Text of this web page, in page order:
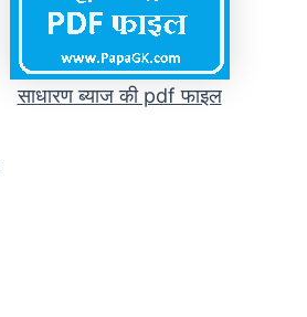
साधारण ब्याज की pdf फाइल